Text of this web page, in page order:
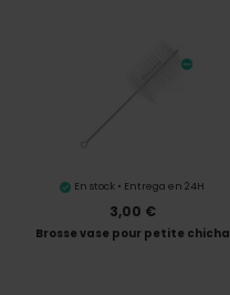
En stock • Entrega en 24H
3,00 €
Brosse vase pour petite chicha